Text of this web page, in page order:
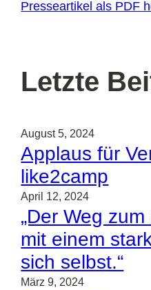
Presseartikel als PDF
Letzte
August 5, 2024
Applaus für
like2camp
April 12, 2024
„Der Weg
mit einem
sich selbst.“
März 9, 2024